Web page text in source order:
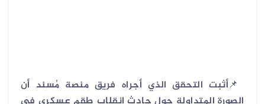
📌أثبت التحقق الذي أجراه فريق منصة مُسند أن